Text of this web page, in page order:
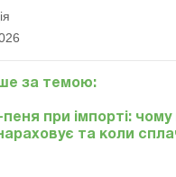
за темою:
при імпорті: чому
та коли